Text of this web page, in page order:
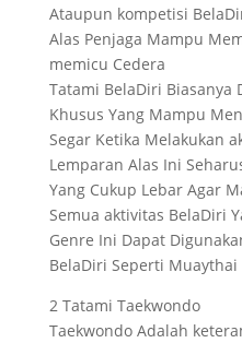
Ataupun kompetisi
Alas Penjaga Mampu
memicu Cedera
Tatami BelaDiri Biasanya
Khusus Yang Mampu
Segar Ketika Melakukan
Lemparan Alas Ini
Yang Cukup Lebar Agar
Semua aktivitas BelaDiri
Genre Ini Dapat
BelaDiri Seperti Muaythai
2 Tatami Taekwondo
Taekwondo Adalah